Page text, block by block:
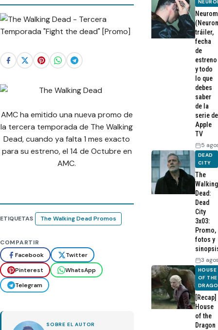
AMC ha emitido una nueva promo de
la tercera temporada de The Walking
Dead, cuando ya falta 1 mes exacto
para su estreno, el 14 de Octubre en
AMC.
ETIQUETAS The Walking Dead Promos
COMPARTIR
Facebook
Twitter
Pinterest
WhatsApp
Telegram
SOBRE EL AUTOR
tráiler,
fecha
de
estreno
y todo
lo que
debes
saber
de la
serie de
Apple
TV
5
DEAD
CITY
The
Walking
Dead:
Dead
City
3x03:
Promo,
fotos y
3
HOUSE
OF THE
[Recap]
House
of the
Dragon